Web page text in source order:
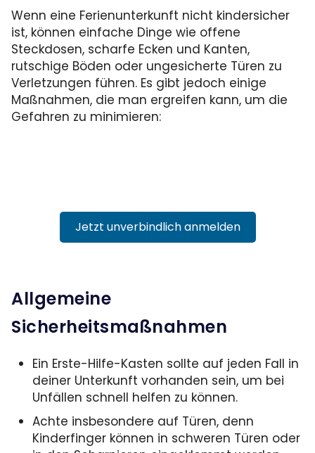
Wenn eine Ferienunterkunft nicht kindersicher
ist, können einfache Dinge wie offene
Steckdosen, scharfe Ecken und Kanten,
rutschige Böden oder ungesicherte Türen zu
Verletzungen führen. Es gibt jedoch einige
Maßnahmen, die man ergreifen kann, um die
Gefahren zu minimieren:
Jetzt unverbindlich anmelden
Allgemeine
Sicherheitsmaßnahmen
Ein Erste-Hilfe-Kasten sollte auf jeden Fall in
deiner Unterkunft vorhanden sein, um bei
Unfällen schnell helfen zu können.
Achte insbesondere auf Türen, denn
Kinderfinger können in schweren Türen oder